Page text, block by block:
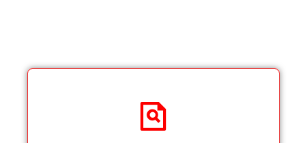
Moteur de recherche